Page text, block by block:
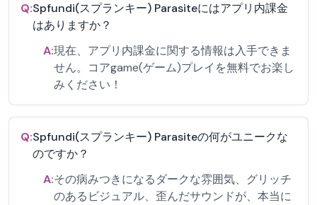
Q:Spfundi(スプランキー) Parasiteにはアプリ内課金
はありますか？
A:現在、アプリ内課金に関する情報は入手できま
せん。コアgame(ゲーム)プレイを無料でお楽し
みください！
Q:Spfundi(スプランキー) Parasiteの何がユニークな
のですか？
A:その病みつきになるダークな雰囲気、グリッチ
のあるビジュアル、歪んだサウンドが、本当に